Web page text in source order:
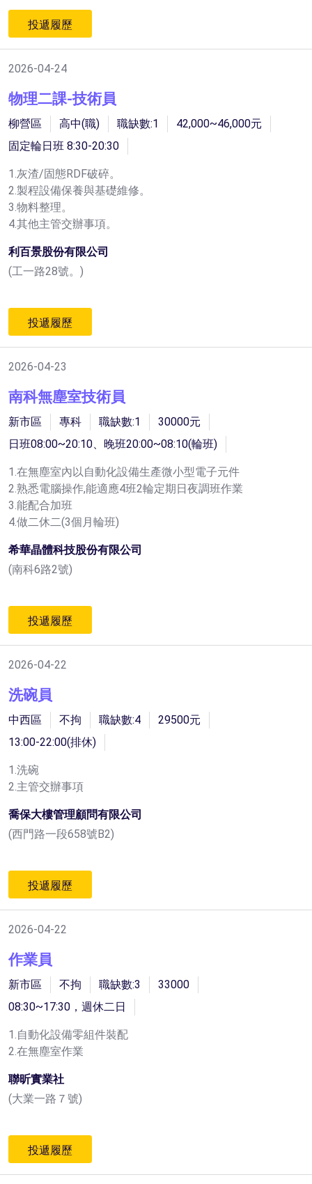
投遞履歷
2026-04-24
物理二課-技術員
柳營區 高中(職) 職缺數:1
42,000~46,000元
固定輪日班 8:30-20:30
1.灰渣/固態RDF破碎。
2.製程設備保養與基礎維修。
3.物料整理。
4.其他主管交辦事項。
利百景股份有限公司
(工一路28號。)
投遞履歷
2026-04-23
南科無塵室技術員
新市區 專科 職缺數:1
30000元
日班08:00~20:10、晚班20:00~08:10(輪班)
1.在無塵室內以自動化設備生產微小型電子元件
2.熟悉電腦操作,能適應4班2輪定期日夜調班作業
3.能配合加班
4.做二休二(3個月輪班)
希華晶體科技股份有限公司
(南科6路2號)
投遞履歷
2026-04-22
洗碗員
中西區 不拘 職缺數:4
29500元
13:00-22:00(排休)
1.洗碗
2.主管交辦事項
喬保大樓管理顧問有限公司
(西門路一段658號B2)
投遞履歷
2026-04-22
作業員
新市區 不拘 職缺數:3
33000
08:30~17:30，週休二日
1.自動化設備零組件裝配
2.在無塵室作業
聯昕實業社
(大業一路７號)
投遞履歷